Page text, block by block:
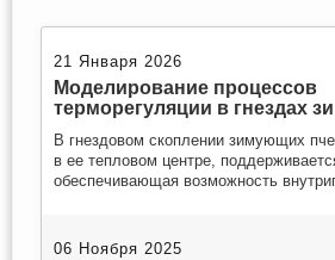
21 Января 2026
Моделирование процессов
терморегуляции в гнездах
В гнездовом скоплении зимующих
в ее тепловом центре,
обеспечивающая возможность
06 Ноября 2025